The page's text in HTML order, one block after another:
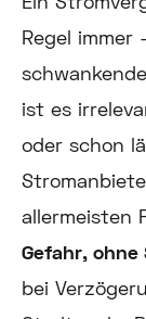
Regel
ist es
oder schon
allermeisten
Gefahr, ohne
bei